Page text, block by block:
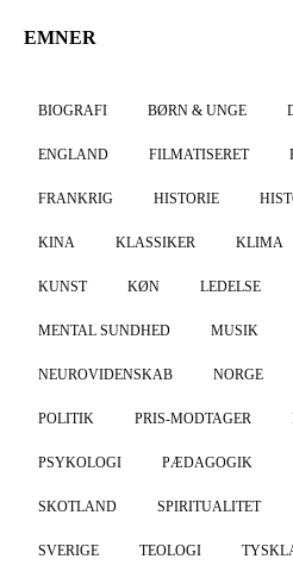
EMNER
BIOGRAFI BØRN & UNGE
ENGLAND FILMATISERET
FRANKRIG HISTORIE
KINA KLASSIKER KLIMA
KUNST KØN LEDELSE
MENTAL SUNDHED MUSIK
NEUROVIDENSKAB NORGE
POLITIK PRIS-MODTAGER
PSYKOLOGI PÆDAGOGIK
SKOTLAND SPIRITUALITET
SVERIGE TEOLOGI